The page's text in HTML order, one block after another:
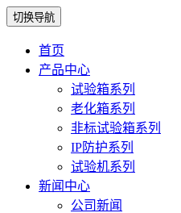
切换导航
首页
产品中心
试验箱系列
老化箱系列
非标试验箱系列
IP防护系列
试验机系列
新闻中心
公司新闻